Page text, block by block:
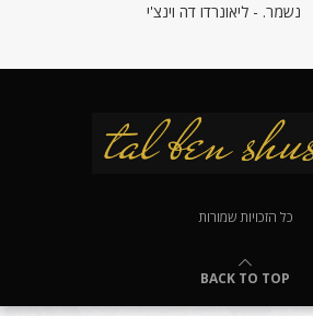
נשמר. - ליאונרדו דה וינצ'י
כל הזכויות שמורות
BACK TO TOP